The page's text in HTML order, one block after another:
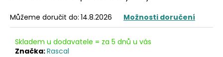
Můžeme doručit do: 14.8.2026 Možnosti doručení
Skladem u dodavatele = za 5 dnů u vás
Značka:Rascal
D
o
p